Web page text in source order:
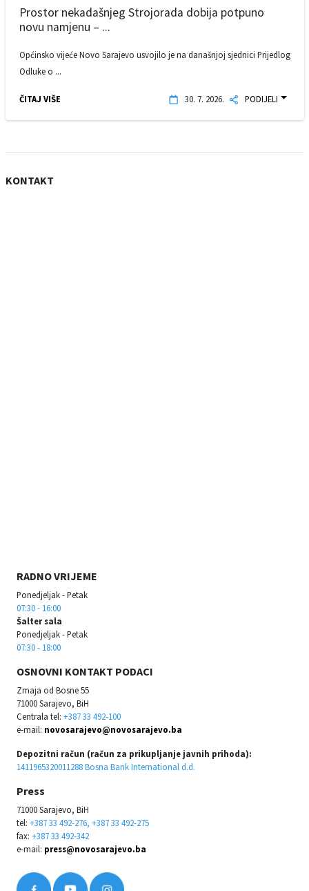
Prostor nekadašnjeg Strojorada dobija potpuno
novu namjenu – ...
Općinsko vijeće Novo Sarajevo usvojilo je na današnjoj sjednici Prijedlog
Odluke o ...
ČITAJ VIŠE 30. 7. 2026. PODIJELI
KONTAKT
RADNO VRIJEME
Ponedjeljak - Petak
07:30 - 16:00
Šalter sala
Ponedjeljak - Petak
07:30 - 18:00
OSNOVNI KONTAKT PODACI
Zmaja od Bosne 55
71000 Sarajevo, BiH
Centrala tel: +387 33 492-100
e-mail: novosarajevo@novosarajevo.ba
Depozitni račun (račun za prikupljanje javnih prihoda):
1411965320011288 Bosna Bank International d.d.
Press
71000 Sarajevo, BiH
tel: +387 33 492-276, +387 33 492-275
fax: +387 33 492-342
e-mail: press@novosarajevo.ba